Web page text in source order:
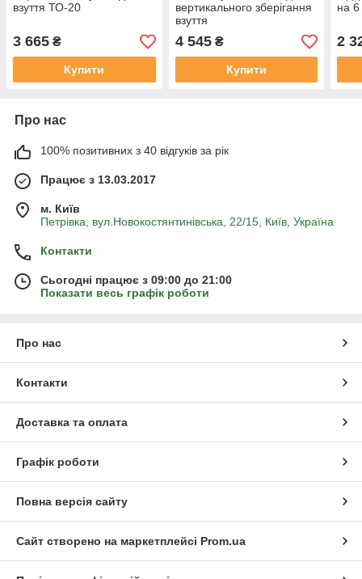
взуття ТО-20
3 665 ₴
Купити
вертикального зберігання
взуття
4 545₴
Купити
на
2
Про нас
100% позитивних з 40 відгуків за рік
Працює з 13.03.2017
м. Київ
Петрівка, вул.Новокостянтинівська, 22/15, Київ, Україна
Контакти
Сьогодні працює з 09:00 до 21:00
Показати весь графік роботи
Про нас
Контакти
Доставка та оплата
Графік роботи
Повна версія сайту
Сайт створено на маркетплейсі Prom.ua